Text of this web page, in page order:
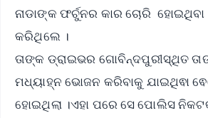
ନାଡାଙ୍କ ଫର୍ଚୁନର କାର ଚୋରି
କରିଥିଲେ ।
ତାଙ୍କ ଡ୍ରାଇଭର ଗୋବିନ୍ଦପୁରୀସ୍ଥିତ
ମଧ୍ୟାହ୍ନ ଭୋଜନ କରିବାକୁ ଯାଇଥିଵା
ହୋଇଥିଲା ।ଏହା ପରେ ସେ ପୋଲିସ